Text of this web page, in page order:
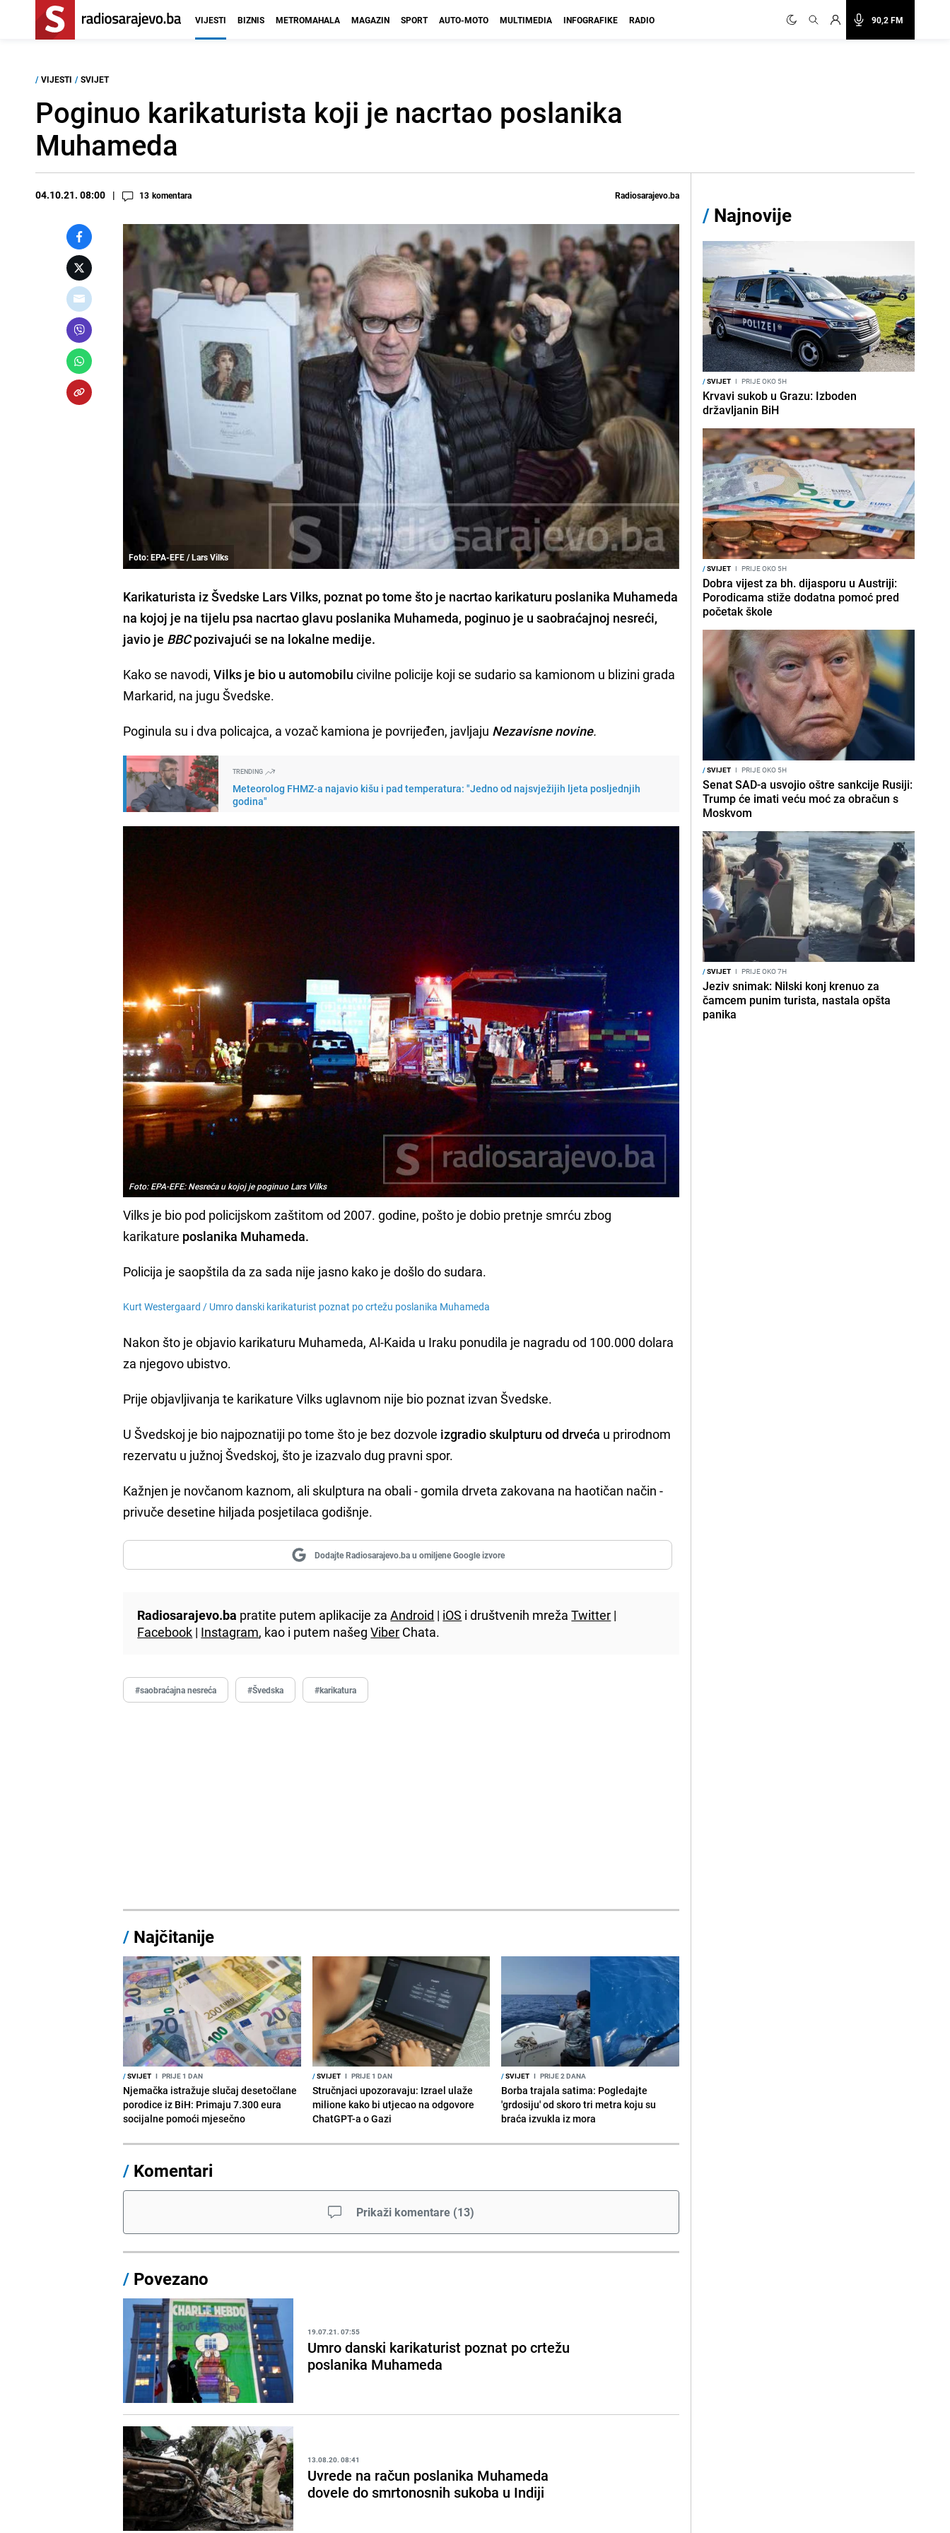
90,2 FM
VIJESTI BIZNIS METROMAHALA MAGAZIN SPORT AUTO-MOTO MULTIMEDIA INFOGRAFIKE RADIO
/ VIJESTI / SVIJET
Poginuo karikaturista koji je nacrtao poslanika
Muhameda
04.10.21. 08:00 13 komentara Radiosarajevo.ba
Foto: EPA-EFE / Lars Vilks
Karikaturista iz Švedske Lars Vilks, poznat po tome što je nacrtao karikaturu poslanika Muhameda
na kojoj je na tijelu psa nacrtao glavu poslanika Muhameda, poginuo je u saobraćajnoj nesreći,
javio je BBCpozivajući se na lokalne medije.
Kako se navodi,Vilks je bio u automobilu civilne policije koji se sudario sa kamionom u blizini grada
Markarid, na jugu Švedske.
Poginula su i dva policajca, a vozač kamiona je povrijeđen, javljaju Nezavisne novine.
TRENDING
Meteorolog FHMZ-a najavio kišu i pad temperatura: "Jedno od najsvježijih ljeta posljednjih
godina"
Foto: EPA-EFE: Nesreća u kojoj je poginuo Lars Vilks
Vilks je bio pod policijskom zaštitom od 2007. godine, pošto je dobio pretnje smrću zbog
karikature poslanika Muhameda.
Policija je saopštila da za sada nije jasno kako je došlo do sudara.
Kurt Westergaard / Umro danski karikaturist poznat po crtežu poslanika Muhameda
Nakon što je objavio karikaturu Muhameda, Al-Kaida u Iraku ponudila je nagradu od 100.000 dolara
za njegovo ubistvo.
Prije objavljivanja te karikature Vilks uglavnom nije bio poznat izvan Švedske.
U Švedskoj je bio najpoznatiji po tome što je bez dozvole izgradio skulpturu od drveća u prirodnom
rezervatu u južnoj Švedskoj, što je izazvalo dug pravni spor.
Kažnjen je novčanom kaznom, ali skulptura na obali - gomila drveta zakovana na haotičan način -
privuče desetine hiljada posjetilaca godišnje.
Dodajte Radiosarajevo.ba u omiljene Google izvore
Radiosarajevo.ba pratite putem aplikacije zaAndroid | iOS i društvenih mrežaTwitter |
Facebook | Instagram, kao i putem našegViber Chata.
#saobraćajna nesreća #Švedska #karikatura
/ Najčitanije
/SVIJET I PRIJE 1 DAN
Njemačka istražuje slučaj desetočlane
porodice iz BiH: Primaju 7.300 eura
socijalne pomoći mjesečno
/SVIJET I PRIJE 1 DAN
Stručnjaci upozoravaju: Izrael ulaže
milione kako bi utjecao na odgovore
ChatGPT-a o Gazi
/SVIJET I PRIJE 2 DANA
Borba trajala satima: Pogledajte
'grdosiju' od skoro tri metra koju su
braća izvukla iz mora
/ Komentari
Prikaži komentare (13)
/ Povezano
19.07.21. 07:55
Umro danski karikaturist poznat po crtežu
poslanika Muhameda
13.08.20. 08:41
Uvrede na račun poslanika Muhameda
dovele do smrtonosnih sukoba u Indiji
/ Najnovije
/SVIJET I PRIJE OKO 5H
Krvavi sukob u Grazu: Izboden
državljanin BiH
/SVIJET I PRIJE OKO 5H
Dobra vijest za bh. dijasporu u Austriji:
Porodicama stiže dodatna pomoć pred
početak škole
/SVIJET I PRIJE OKO 5H
Senat SAD-a usvojio oštre sankcije Rusiji:
Trump će imati veću moć za obračun s
Moskvom
/SVIJET I PRIJE OKO 7H
Jeziv snimak: Nilski konj krenuo za
čamcem punim turista, nastala opšta
panika